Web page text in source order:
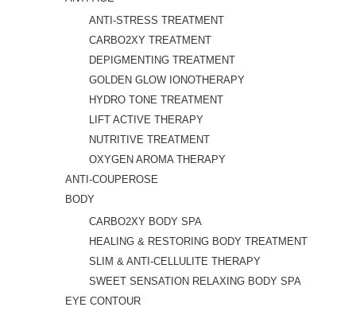
ANTI-STRESS TREATMENT
CARBO2XY TREATMENT
DEPIGMENTING TREATMENT
GOLDEN GLOW IONOTHERAPY
HYDRO TONE TREATMENT
LIFT ACTIVE THERAPY
NUTRITIVE TREATMENT
OXYGEN AROMA THERAPY
ANTI-COUPEROSE
BODY
CARBO2XY BODY SPA
HEALING & RESTORING BODY TREATMENT
SLIM & ANTI-CELLULITE THERAPY
SWEET SENSATION RELAXING BODY SPA
EYE CONTOUR